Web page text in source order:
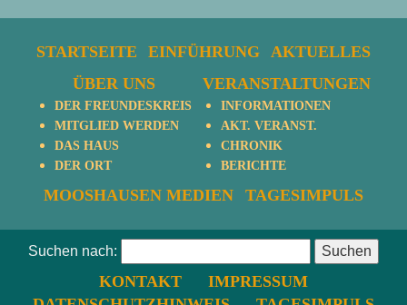
STARTSEITE EINFÜHRUNG
AKTUELLES
ÜBER UNS
DER FREUNDESKREIS
MITGLIED WERDEN
DAS HAUS
DER ORT
VERANSTALTUNGEN
INFORMATIONEN
AKT. VERANST.
CHRONIK
BERICHTE
MOOSHAUSEN MEDIEN TAGESIMPULS
Suchen nach:
KONTAKT
IMPRESSUM